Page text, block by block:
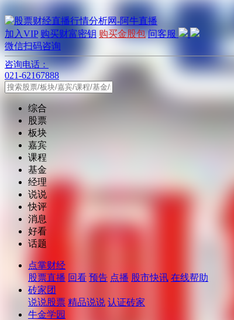
加入VIP 购买财富密钥 购买金股包 问客服
微信扫码咨询
咨询电话：
021-62167888
综合
股票
板块
嘉宾
课程
基金
经理
说说
快评
消息
好看
话题
点掌财经
股票直播 回看 预告 点播 股市快讯 在线帮助
砖家团
说说股票 精品说说 认证砖家
牛金学园